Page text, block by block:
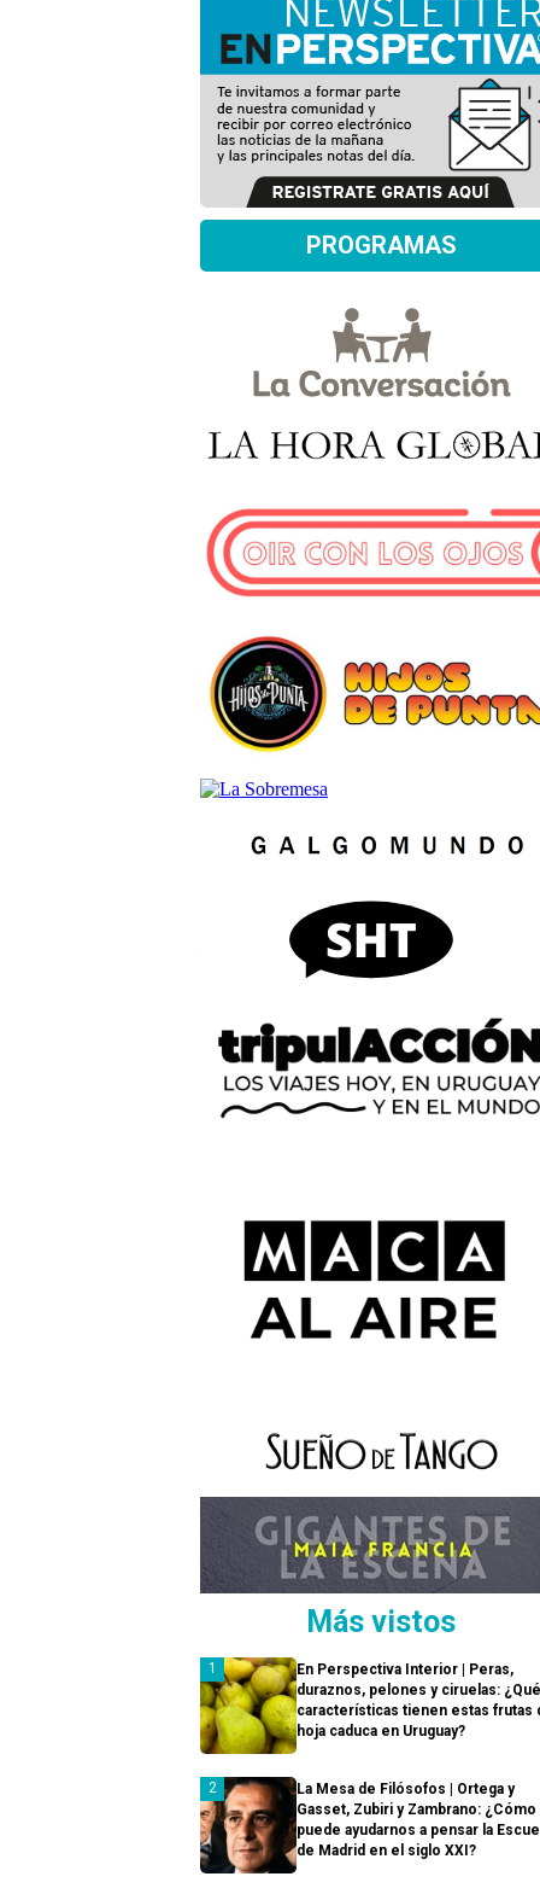
PROGRAMAS
Más vistos
En Perspectiva Interior | Peras,
duraznos, pelones y ciruelas: ¿Qué
características tienen estas frutas
hoja caduca en Uruguay?
La Mesa de Filósofos | Ortega y
Gasset, Zubiri y Zambrano: ¿Cómo
puede ayudarnos a pensar la
de Madrid en el siglo XXI?